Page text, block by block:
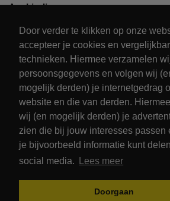
Door verder te klikken op onze
accepteer je cookies en
technieken. Hiermee verzamelen
persoonsgegevens en volgen wij
mogelijk derden) je internetgedrag
website en die van derden.
wij (en mogelijk derden) je
zien die bij jouw interesses passen
je bijvoorbeeld informatie kunt
social media.
Lees meer
Doorgaan
Aanbiedingen
Klantenservice
© 2026 - PetsPark.nl.